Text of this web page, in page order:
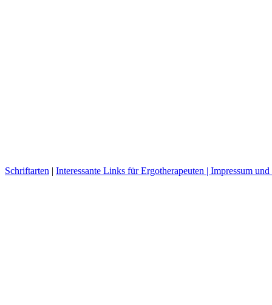
Schriftarten | Interessante Links für Ergotherapeuten | Impressum